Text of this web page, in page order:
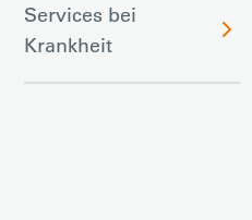
Services bei
Krankheit